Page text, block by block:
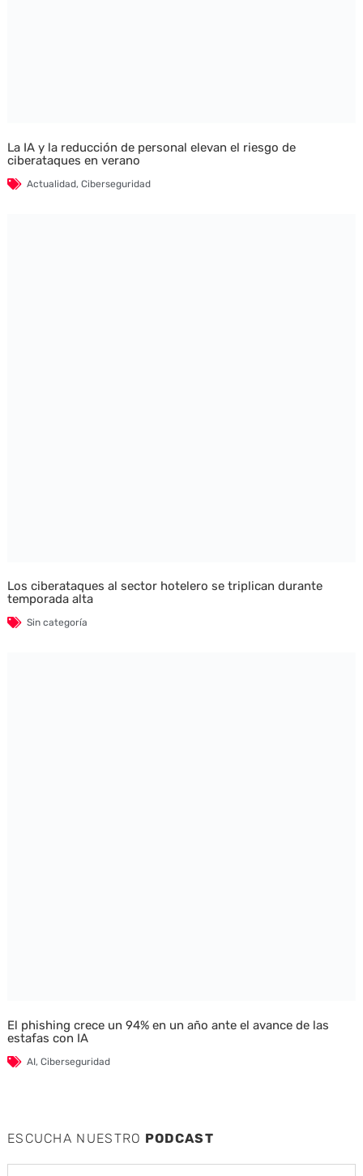
La IA y la reducción de personal elevan el riesgo de
ciberataques en verano
Actualidad, Ciberseguridad
Los ciberataques al sector hotelero se triplican durante
temporada alta
Sin categoría
El phishing crece un 94% en un año ante el avance de las
estafas con IA
AI, Ciberseguridad
ESCUCHA NUESTRO PODCAST